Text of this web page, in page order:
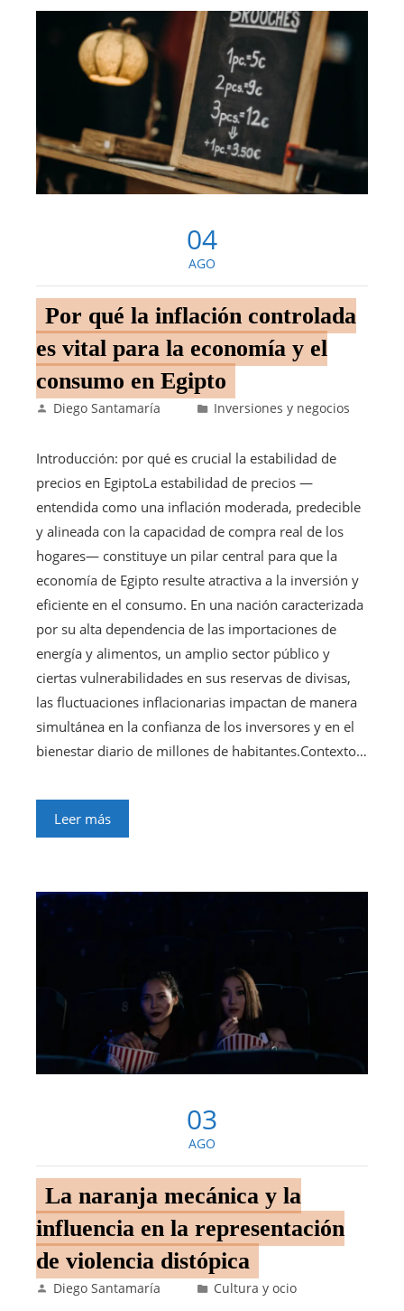
04
AGO
Por qué la inflación controlada
es vital para la economía y el
consumo en Egipto
Diego Santamaría Inversiones y negocios
Introducción: por qué es crucial la estabilidad de
precios en EgiptoLa estabilidad de precios —
entendida como una inflación moderada, predecible
y alineada con la capacidad de compra real de los
hogares— constituye un pilar central para que la
economía de Egipto resulte atractiva a la inversión y
eficiente en el consumo. En una nación caracterizada
por su alta dependencia de las importaciones de
energía y alimentos, un amplio sector público y
ciertas vulnerabilidades en sus reservas de divisas,
las fluctuaciones inflacionarias impactan de manera
simultánea en la confianza de los inversores y en el
bienestar diario de millones de habitantes.Contexto…
Leer más
03
AGO
La naranja mecánica y la
influencia en la representación
de violencia distópica
Diego Santamaría Cultura y ocio